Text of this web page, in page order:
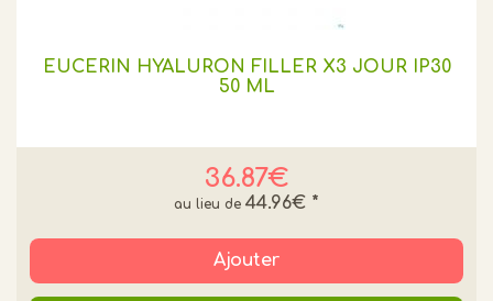
EUCERIN HYALURON FILLER X3 JOUR IP30
50 ML
36.87€
44.96€ *
Ajouter